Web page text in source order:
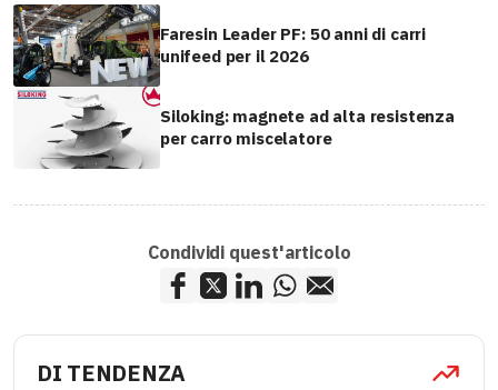
Faresin Leader PF: 50 anni di carri
unifeed per il 2026
Siloking: magnete ad alta resistenza
per carro miscelatore
Condividi quest'articolo
DI TENDENZA